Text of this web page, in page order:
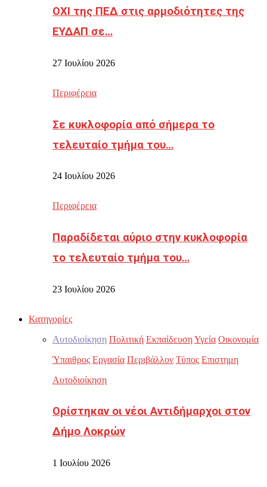
ΟΧΙ της ΠΕΔ στις αρμοδιότητες της
ΕΥΔΑΠ σε…
27 Ιουλίου 2026
Περιφέρεια
Σε κυκλοφορία από σήμερα το
τελευταίο τμήμα του…
24 Ιουλίου 2026
Περιφέρεια
Παραδίδεται αύριο στην κυκλοφορία
το τελευταίο τμήμα του…
23 Ιουλίου 2026
Κατηγορίες
Αυτοδιοίκηση Πολιτική ΕκπαίδευσηΥγεία Οικονομία
Ύπαιθρος Εργασία Περιβάλλον Τύπος Επιστημη
Αυτοδιοίκηση
Ορίστηκαν οι νέοι Αντιδήμαρχοι στον
Δήμο Λοκρών
1 Ιουλίου 2026